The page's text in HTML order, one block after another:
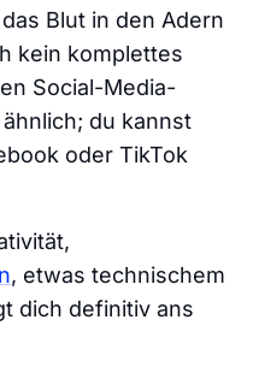
Blut in den Adern
kein komplettes
Social-Media-
du kannst
oder TikTok
, etwas technischem
dich definitiv ans